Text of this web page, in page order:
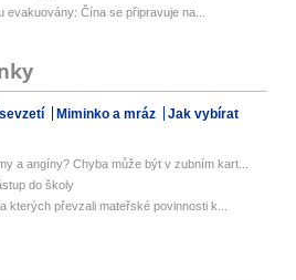
Čína se připravuje na...
Miminko a mráz
Jak vybírat
a angíny? Chyba může být v zubním kart...
do školy
kterých převzali mateřské povinnosti k...